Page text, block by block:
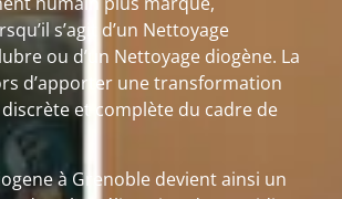
s’agit d’un Nettoyage
ou d’un Nettoyage diogène. La
d’apporter une transformation
et complète du cadre de
à Grenoble devient ainsi un